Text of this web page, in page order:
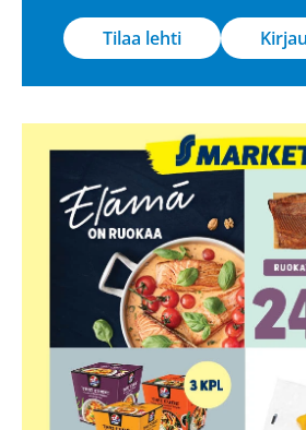
Tilaa lehti